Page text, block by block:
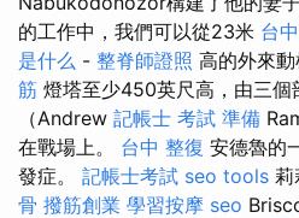
的工作中，我們可以從23米 台
是什么 - 整脊師證照 高的外來動
筋 燈塔至少450英尺高，由三個
（Andrew 記帳士 考試 準備
在戰場上。 台中 整復 安德魯的
發症。 記帳士考試 seo tools 莉
骨 撥筋創業 學習按摩 seo